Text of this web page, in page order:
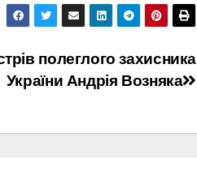
полеглого захисника
України Андрія Возняка